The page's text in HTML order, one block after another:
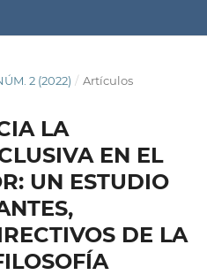
2 (2022) / Artículos
LA
EN EL
UN ESTUDIO
DE LA